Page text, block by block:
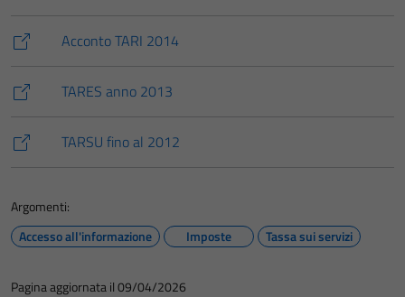
Acconto TARI 2014
TARES anno 2013
TARSU fino al 2012
Argomenti:
Accesso all'informazione
Imposte Tassa sui servizi
Pagina aggiornata il 09/04/2026